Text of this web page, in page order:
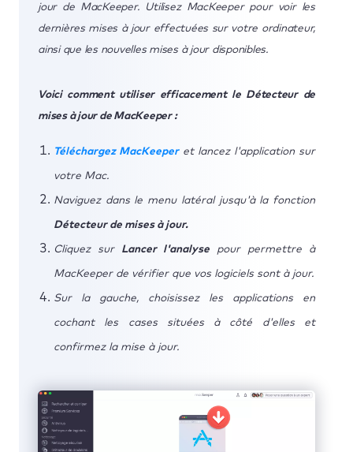
jour de MacKeeper. Utilisez MacKeeper pour voir les
dernières mises à jour effectuées sur votre ordinateur,
ainsi que les nouvelles mises à jour disponibles.
Voici comment utiliser efficacement le Détecteur de
mises à jour de MacKeeper :
Téléchargez MacKeeperet lancez l'application sur
votre Mac.
Naviguez dans le menu latéral jusqu'à la fonction
Détecteur de mises à jour.
Cliquez sur Lancer l'analyse pour permettre à
MacKeeper de vérifier que vos logiciels sont à jour.
Sur la gauche, choisissez les applications en
cochant les cases situées à côté d'elles et
confirmez la mise à jour.